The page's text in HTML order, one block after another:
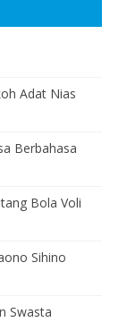
Adat Nias
Berbahasa
Bola Voli
Sihino
Swasta